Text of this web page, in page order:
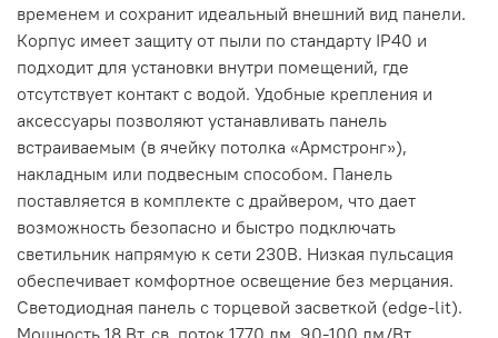
временем и сохранит идеальный внешний вид панели.
Корпус имеет защиту от пыли по стандарту IP40 и
подходит для установки внутри помещений, где
отсутствует контакт с водой. Удобные крепления и
аксессуары позволяют устанавливать панель
встраиваемым (в ячейку потолка «Армстронг»),
накладным или подвесным способом. Панель
поставляется в комплекте с драйвером, что дает
возможность безопасно и быстро подключать
светильник напрямую к сети 230В. Низкая пульсация
обеспечивает комфортное освещение без мерцания.
Светодиодная панель с торцевой засветкой (edge-lit).